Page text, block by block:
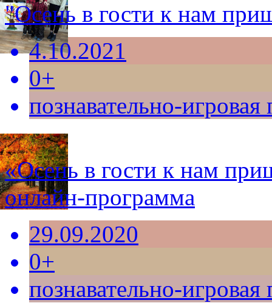
"Осень в гости к нам
4.10.2021
0+
познавательно-
«Осень в гости к нам
онлайн-программа
29.09.2020
0+
познавательно-